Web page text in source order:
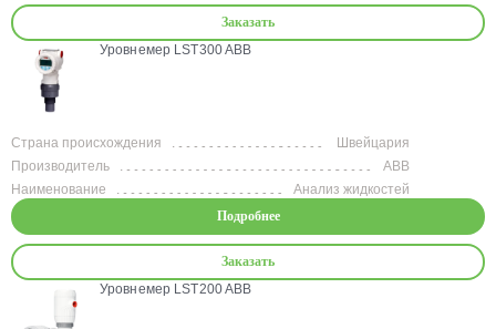
Заказать
Уровнемер LST300 ABB
Страна происхождения
Швейцария
Производитель
ABB
Наименование
Анализ жидкостей
Подробнее
Заказать
Уровнемер LST200 ABB